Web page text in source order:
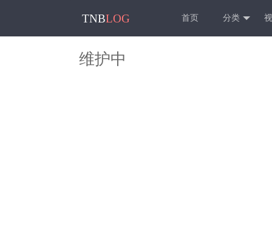
TNBLOG 首页 分类
维护中